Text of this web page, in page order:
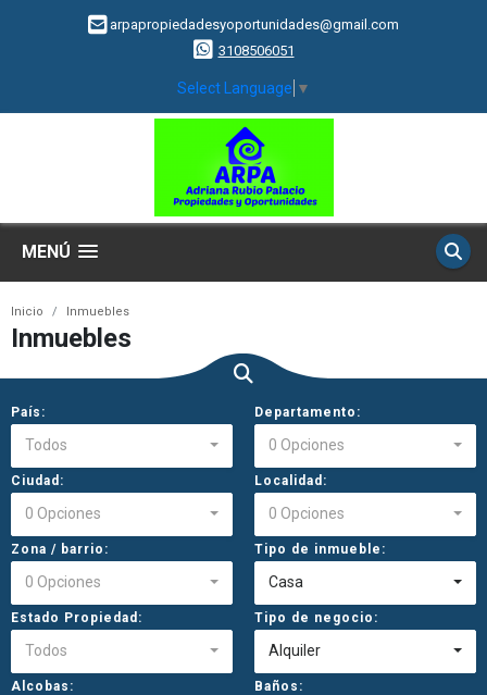
arpapropiedadesyoportunidades@gmail.com
3108506051
Select Language ▼
MENÚ
Inicio Inmuebles
Inmuebles
País:
Todos
Departamento:
0 Opciones
Ciudad:
0 Opciones
Localidad:
0 Opciones
Zona / barrio:
0 Opciones
Tipo de inmueble:
Casa
Estado Propiedad:
Todos
Tipo de negocio:
Alquiler
Alcobas: Baños: